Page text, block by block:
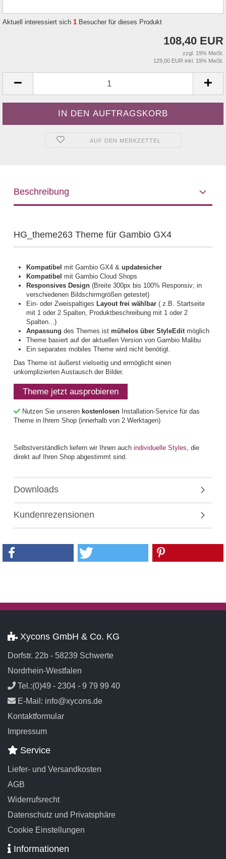
Aktuell interessiert sich 1 Besucher für dieses Produkt
108,40 EUR
zzgl. 19% MwSt.
129,00 EUR inkl. 19% MwSt.
AUF DEN MERKZETTEL
Beschreibung
HG_theme263 Theme für Gambio GX4
Kompatibel mit Gambio GX4 & updatesicher
Kompatibel mit Gambio Cloud Shops
Responsives Design(Breite 300px bis 100% Responsiv; in
verschiedenen Bildschirmgrößen getestet)
Ein- oder Zweispaltiges Layout frei wählbar( z.B. Startseite
mit 1 oder 2 Spalten, Produktbeschreibung mit 1 oder 2
Spalten...)
Anpassung des Themes ist mühelos über StyleEditmöglich
Theme basiert auf der aktuellen Version von Gambio Malibu
Ein separates mobiles Theme wird nicht benötigt.
Das Theme ist äußerst vielseitig und ermöglicht einen
unkomplizierten Austausch der Bilder.
Theme jetzt ausprobieren
Nutzen Sie unseren kostenlosenInstallation-Service für das
Theme in Ihrem Shop (innerhalb von 2 Werktagen)
Selbstverständlich liefern wir Ihnen auch individuelle Styles, die
direkt auf Ihren Shop abgestimmt sind.
Downloads
Kundenrezensionen
Xycons GmbH & Co. KG
Dorfstr. 22b - 58239 Schwerte
Nordrhein-Westfalen
Tel.:(0)49 - 2304 - 9 79 99 40
E-Mail: info@xycons.de
Kontaktformular
Impressum
Service
Liefer- und Versandkosten
AGB
Widerrufsrecht
Datenschutz und Privatsphäre
Cookie Einstellungen
Informationen